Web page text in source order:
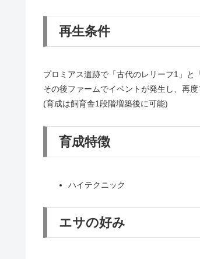
再生条件
プロミアス遺跡で「古代のレリーフ1」と
その後ファームでイベントが発生し、再
(育成は飼育舎1段階増築後に可能)
育成特徴
ハイテクニック
エサの好み